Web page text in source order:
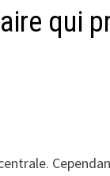
qui